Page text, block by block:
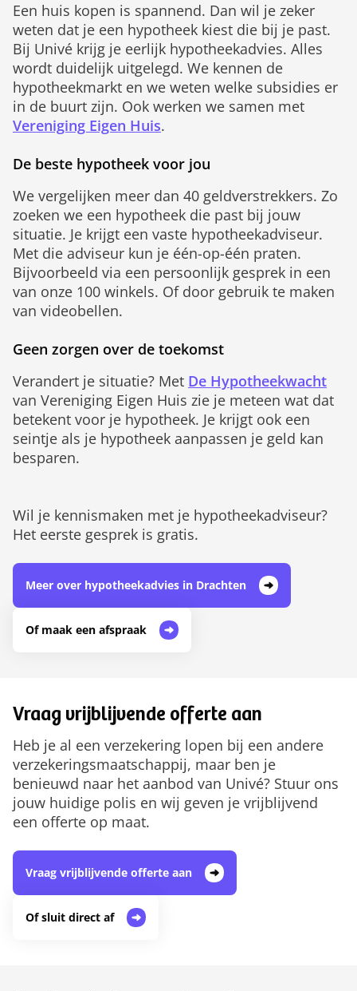
Een huis kopen is spannend. Dan wil je zeker
weten dat je een hypotheek kiest die bij je past.
Bij Univé krijg je eerlijk hypotheekadvies. Alles
wordt duidelijk uitgelegd. We kennen de
hypotheekmarkt en we weten welke subsidies er
in de buurt zijn. Ook werken we samen met
Vereniging Eigen Huis.
De beste hypotheek voor jou
We vergelijken meer dan 40 geldverstrekkers. Zo
zoeken we een hypotheek die past bij jouw
situatie. Je krijgt een vaste hypotheekadviseur.
Met die adviseur kun je één-op-één praten.
Bijvoorbeeld via een persoonlijk gesprek in een
van onze 100 winkels. Of door gebruik te maken
van videobellen.
Geen zorgen over de toekomst
Verandert je situatie? Met De Hypotheekwacht
van Vereniging Eigen Huis zie je meteen wat dat
betekent voor je hypotheek. Je krijgt ook een
seintje als je hypotheek aanpassen je geld kan
besparen.
Wil je kennismaken met je hypotheekadviseur?
Het eerste gesprek is gratis.
Meer over hypotheekadvies in Drachten
Of maak een afspraak
Vraag vrijblijvende offerte aan
Heb je al een verzekering lopen bij een andere
verzekeringsmaatschappij, maar ben je
benieuwd naar het aanbod van Univé? Stuur ons
jouw huidige polis en wij geven je vrijblijvend
een offerte op maat.
Vraag vrijblijvende offerte aan
Of sluit direct af